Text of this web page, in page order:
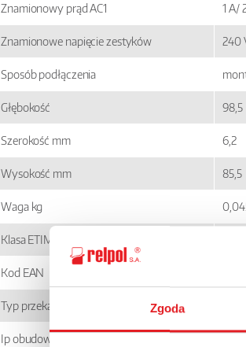
Zgoda
Znamionowy prąd AC1 1 A/
Znamionowe napięcie zestyków 240
Sposób podłączenia
Głębokość 98,5
Szerokość mm 6,2
Wysokość mm 85,5
Waga kg
Klasa ETIM
Kod EAN
Typ przekaźnika
Ip obudowy